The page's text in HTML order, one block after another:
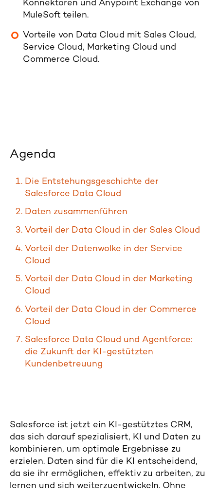
Konnektoren und Anypoint Exchange von
MuleSoft teilen.
Vorteile von Data Cloud mit Sales Cloud,
Service Cloud, Marketing Cloud und
Commerce Cloud.
Agenda
Die Entstehungsgeschichte der
Salesforce Data Cloud
Daten zusammenführen
Vorteil der Data Cloud in der Sales Cloud
Vorteil der Datenwolke in der Service
Cloud
Vorteil der Data Cloud in der Marketing
Cloud
Vorteil der Data Cloud in der Commerce
Cloud
Salesforce Data Cloud und Agentforce:
die Zukunft der KI-gestützten
Kundenbetreuung
Salesforce ist jetzt ein KI-gestütztes CRM,
das sich darauf spezialisiert, KI und Daten zu
kombinieren, um optimale Ergebnisse zu
erzielen. Daten sind für die KI entscheidend,
da sie ihr ermöglichen, effektiv zu arbeiten, zu
lernen und sich weiterzuentwickeln. Ohne